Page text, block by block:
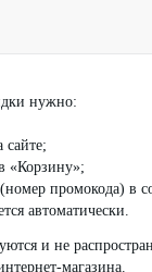
нужно:
сайте;
«Корзину»;
промокода) в
автоматически.
и не
магазина.